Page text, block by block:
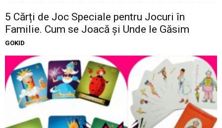
5 Cărți de Joc Speciale pentru Jocuri în
Familie. Cum se Joacă și Unde le Găsim
GOKID